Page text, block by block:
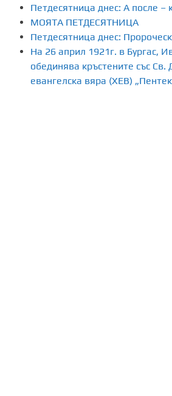
Петдесятница днес: А после –
МОЯТА ПЕТДЕСЯТНИЦА
Петдесятница днес:
На 26 април 1921г. в Бургас,
обединява кръстените със Св.
евангелска вяра (ХЕВ)